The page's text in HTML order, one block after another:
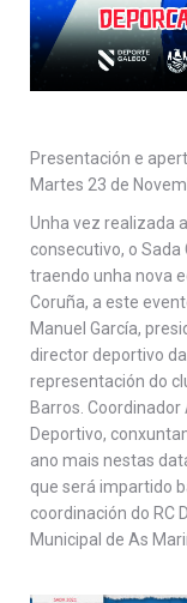
Presentación e
Martes 23 de
Unha vez realizada
consecutivo, o
traendo unha nova
Coruña, a este
Manuel García,
director deportivo
representación do
Barros. Coordinador
Deportivo,
ano mais nestas
que será impartido
coordinación do RC
Municipal de As